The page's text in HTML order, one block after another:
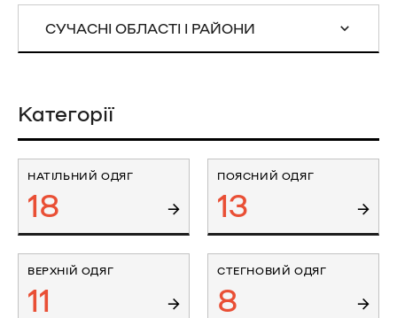
Категорії
НАТІЛЬНИЙ ОДЯГ
18
ПОЯСНИЙ ОДЯГ
13
ВЕРХНІЙ ОДЯГ
11
СТЕГНОВИЙ ОДЯГ
8
СУЧАСНІ ОБЛАСТІ І РАЙОНИ